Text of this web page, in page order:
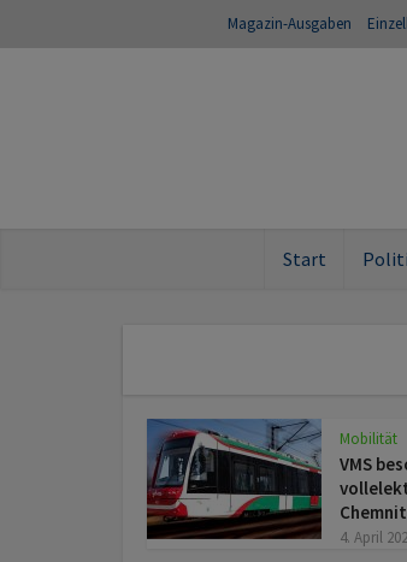
Magazin-Ausgaben
Start
Mobilität
VMS
4. April